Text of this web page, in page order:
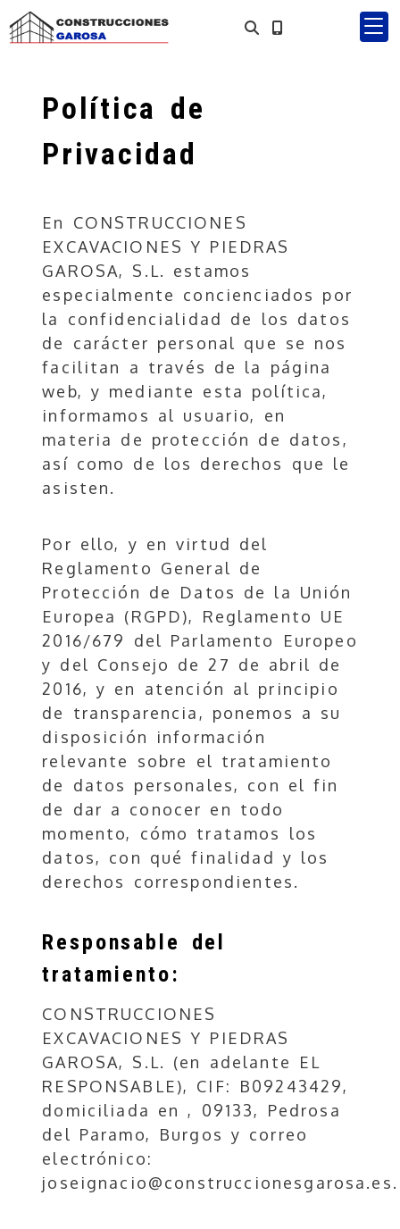
Política de
Privacidad
En CONSTRUCCIONES
EXCAVACIONES Y PIEDRAS
GAROSA, S.L. estamos
especialmente concienciados por
la confidencialidad de los datos
de carácter personal que se nos
facilitan a través de la página
web, y mediante esta política,
informamos al usuario, en
materia de protección de datos,
así como de los derechos que le
asisten.
Por ello, y en virtud del
Reglamento General de
Protección de Datos de la Unión
Europea (RGPD), Reglamento UE
2016/679 del Parlamento Europeo
y del Consejo de 27 de abril de
2016, y en atención al principio
de transparencia, ponemos a su
disposición información
relevante sobre el tratamiento
de datos personales, con el fin
de dar a conocer en todo
momento, cómo tratamos los
datos, con qué finalidad y los
derechos correspondientes.
Responsable del
tratamiento:
CONSTRUCCIONES
EXCAVACIONES Y PIEDRAS
GAROSA, S.L. (en adelante EL
RESPONSABLE), CIF: B09243429,
domiciliada en , 09133, Pedrosa
del Paramo, Burgos y correo
electrónico:
joseignacio@construccionesgarosa.es.